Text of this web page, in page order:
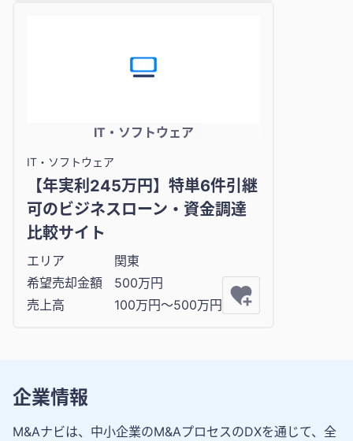
IT・ソフトウェア
IT・ソフトウェア
【年実利245万円】特単6件引継
可のビジネスローン・資金調達
比較サイト
エリア
関東
希望売却金額
500万円
売上高
100万円〜500万円
企業情報
M&Aナビは、中小企業のM&AプロセスのDXを通じて、全